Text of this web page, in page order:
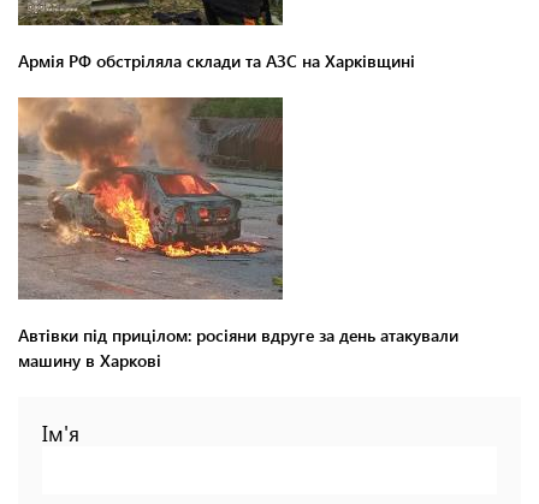
Армія РФ обстріляла склади та АЗС на Харківщині
Автівки під прицілом: росіяни вдруге за день атакували
машину в Харкові
Ім'я